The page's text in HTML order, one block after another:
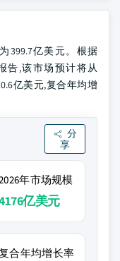
399.7亿美元。根据
告,该市场预计将从
亿美元,复合年均增
分
享
年市场规模
亿美元
合年均增长率